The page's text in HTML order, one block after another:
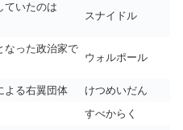
ていたのは
スナイドル
なった政治家で
ウォルポール
よる右翼団体
けつめいだん
すべからく